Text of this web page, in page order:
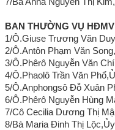
BAN THƯỜNG VỤ HĐMV
1/Ô.Giuse Trương Văn
2/Ô.Antôn Phạm Văn
3/Ô.Phêrô Nguyễn Văn
4/Ô.Phaolô Trần Văn
5/Ô.Anphongsô Đỗ Xuân
6/Ô.Phêrô Nguyễn Hùng
7/Cô Cecilia Dương Thị
8/Bà Maria Đinh Thị